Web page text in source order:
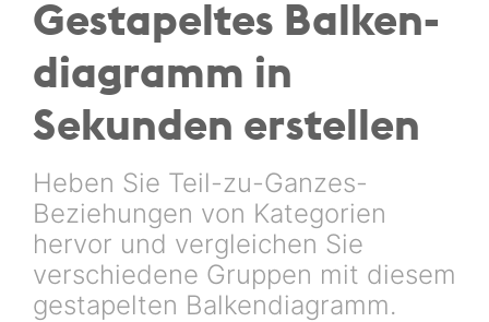
Gestapeltes Balken­
diagramm in
Sekunden erstellen
Heben Sie Teil-zu-Ganzes-
Beziehungen von Kategorien
hervor und vergleichen Sie
verschiedene Gruppen mit diesem
gestapelten Balkendiagramm.